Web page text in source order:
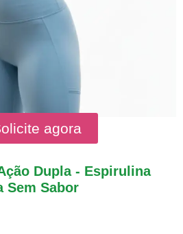
agora
Dupla - Espirulina
Sem Sabor